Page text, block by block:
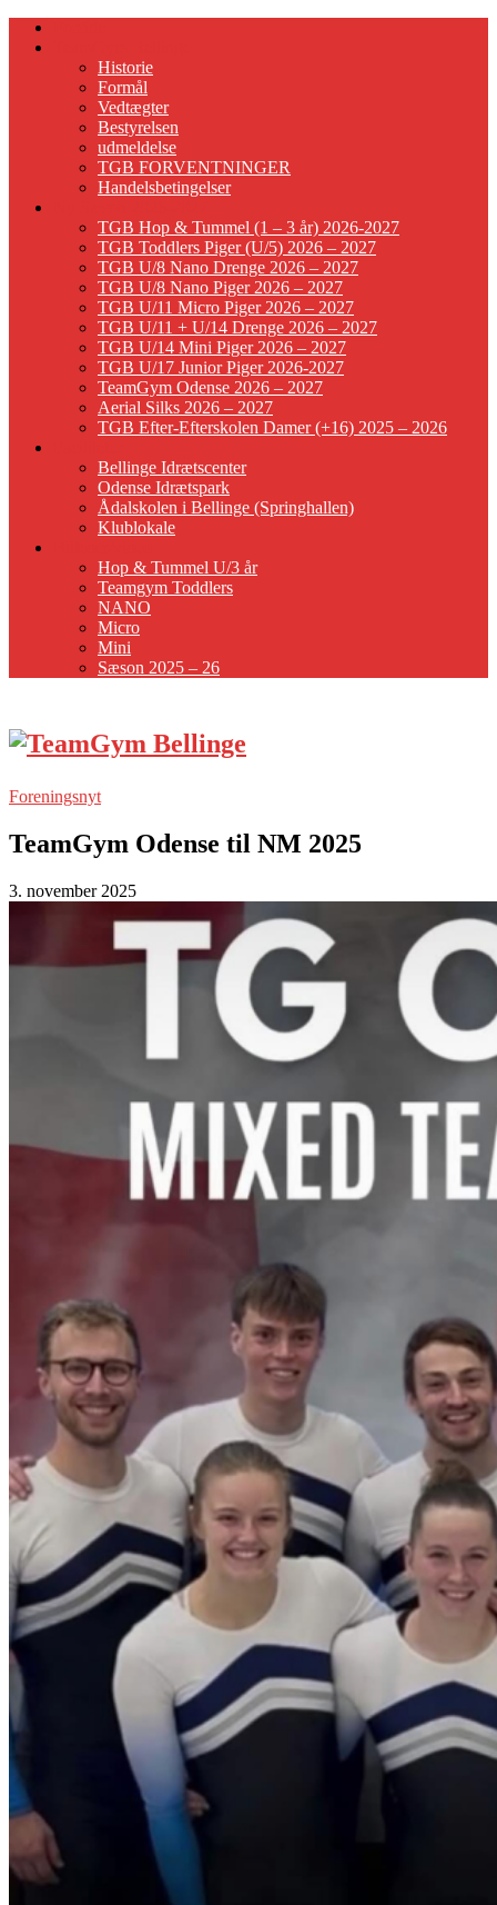
Historie
Formål
Vedtægter
Bestyrelsen
udmeldelse
TGB FORVENTNINGER
Handelsbetingelser
TGB Hop & Tummel (1 – 3 år) 2026-2027
TGB Toddlers Piger (U/5) 2026 – 2027
TGB U/8 Nano Drenge 2026 – 2027
TGB U/8 Nano Piger 2026 – 2027
TGB U/11 Micro Piger 2026 – 2027
TGB U/11 + U/14 Drenge 2026 – 2027
TGB U/14 Mini Piger 2026 – 2027
TGB U/17 Junior Piger 2026-2027
TeamGym Odense 2026 – 2027
Aerial Silks 2026 – 2027
TGB Efter-Efterskolen Damer (+16) 2025 – 2026
Bellinge Idrætscenter
Odense Idrætspark
Ådalskolen i Bellinge (Springhallen)
Klublokale
Hop & Tummel U/3 år
Teamgym Toddlers
NANO
Micro
Mini
Sæson 2025 – 26
Foreningsnyt
TeamGym Odense til NM 2025
3. november 2025